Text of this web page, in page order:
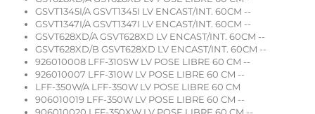
GSVT1345I/A GSVT1345I LV ENCAST/INT. 60CM --
GSVT1347I/A GSVT1347I LV ENCAST/INT. 60CM --
GSVT628XD/A GSVT628XD LV ENCAST/INT. 60CM --
GSVT628XD/B GSVT628XD LV ENCAST/INT. 60CM --
926010008 LFF-310SW LV POSE LIBRE 60 CM --
926010007 LFF-310W LV POSE LIBRE 60 CM --
LFF-350W/A LFF-350W LV POSE LIBRE 60 CM
906010019 LFF-350W LV POSE LIBRE 60 CM --